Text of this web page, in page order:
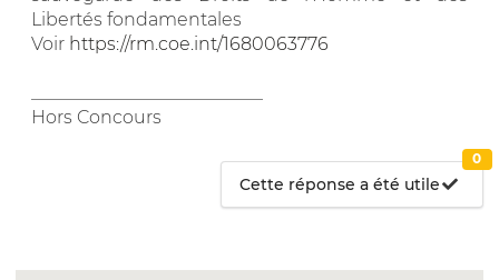
Libertés fondamentales
Voir https://rm.coe.int/1680063776
Hors Concours
Cette réponse a été utile
0